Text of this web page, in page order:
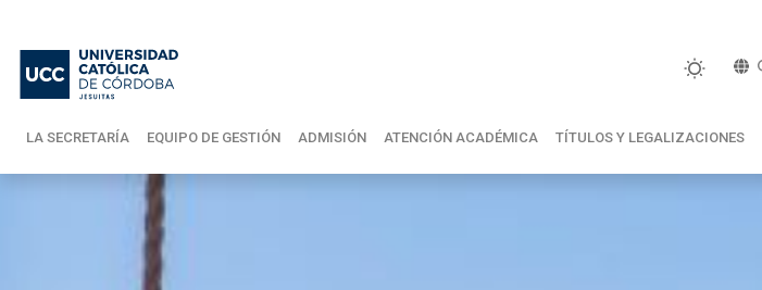
LA SECRETARÍA EQUIPO DE GESTIÓN ADMISIÓN ATENCIÓN ACADÉMICA TÍTULOS Y LEGALIZACIONES